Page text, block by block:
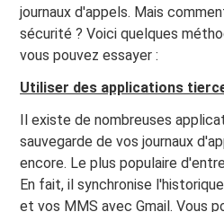
journaux d'appels. Mais
sécurité ? Voici quelques
vous pouvez essayer :
Utiliser des applications
Il existe de nombreuses
sauvegarde de vos journaux
encore. Le plus populaire
En fait, il synchronise
et vos MMS avec Gmail. Vous